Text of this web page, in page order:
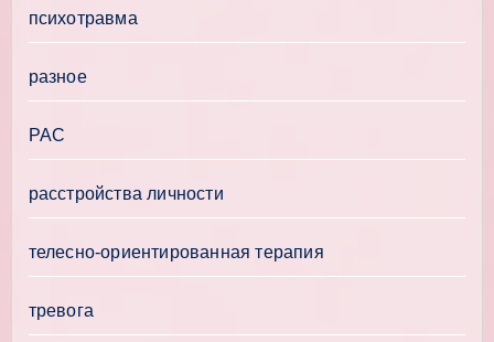
психотравма
разное
РАС
расстройства личности
телесно-ориентированная терапия
тревога